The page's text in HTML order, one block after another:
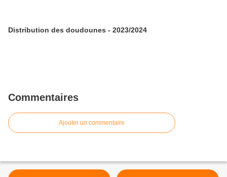
Distribution des doudounes - 2023/2024
Commentaires
Ajouter un commentaire